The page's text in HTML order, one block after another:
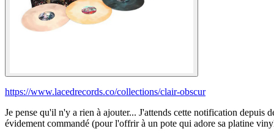
https://www.lacedrecords.co/collections/clair-obscur
Je pense qu'il n'y a rien à ajouter... J'attends cette notification depuis
évidement commandé (pour l'offrir à un pote qui adore sa platine